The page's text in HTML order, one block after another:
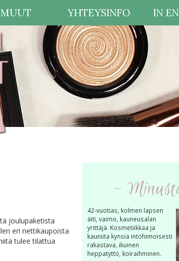
MUUT YHTEYSINFO IN
joulupaketista
eri nettikaupoista
tulee tilattua
-
42-vuotias, kolmen lapsen
äiti, vaimo, kauneusalan
yrittäjä. Kosmetiikkaa ja
kauniita kynsiä intohimoisesti
rakastava, ikuinen
heppatyttö, koiraihminen.